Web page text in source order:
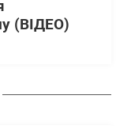
(ВІДЕО)